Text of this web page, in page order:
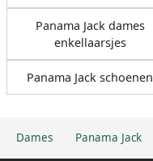
Dames Panama Jack
Panama Jack dames
enkellaarsjes
Panama Jack schoenen